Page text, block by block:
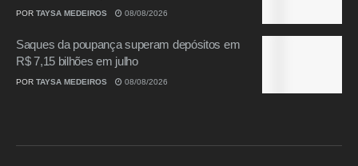
POR TAYSA MEDEIROS 08/08/2026
Saques da poupança superam depósitos em
R$ 7,15 bilhões em julho
POR TAYSA MEDEIROS 08/08/2026